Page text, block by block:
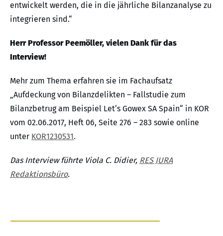
entwickelt werden, die in die jährliche Bilanzanalyse zu
integrieren sind.“
Herr Professor Peemöller, vielen Dank für das
Interview!
Mehr zum Thema erfahren sie im Fachaufsatz
„Aufdeckung von Bilanzdelikten – Fallstudie zum
Bilanzbetrug am Beispiel Let‘s Gowex SA Spain“ in KOR
vom 02.06.2017, Heft 06, Seite 276 – 283 sowie online
unter KOR1230531.
Das Interview führte Viola C. Didier, RES JURA
Redaktionsbüro.